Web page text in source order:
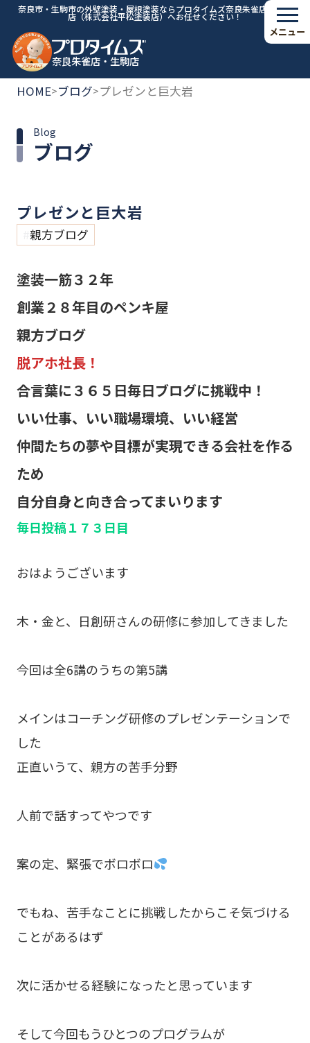
奈良市・生駒市の外壁塗装・屋根塗装ならプロタイムズ奈良朱雀店・生駒
店（株式会社平松塗装店）へお任せください！
奈良朱雀店・生駒店
メニュー
HOME>ブログ>プレゼンと巨大岩
ブログ
Blog
プレゼンと巨大岩
親方ブログ
塗装一筋３２年
創業２８年目のペンキ屋
親方ブログ
脱アホ社長！
合言葉に３６５日毎日ブログに挑戦中！
いい仕事、いい職場環境、いい経営
仲間たちの夢や目標が実現できる会社を作る
ため
自分自身と向き合ってまいります
毎日投稿１７３日目
おはようございます
木・金と、日創研さんの研修に参加してきました
今回は全6講のうちの第5講
メインはコーチング研修のプレゼンテーションで
した
正直いうて、親方の苦手分野
人前で話すってやつです
案の定、緊張でボロボロ
でもね、苦手なことに挑戦したからこそ気づける
ことがあるはず
次に活かせる経験になったと思っています
そして今回もうひとつのプログラムが